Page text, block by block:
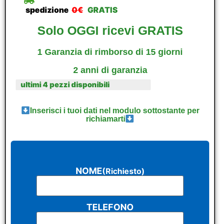
spedizione 0€ GRATIS
Solo OGGI ricevi GRATIS
1 Garanzia di rimborso di 15 giorni
2 anni di garanzia
ultimi 4 pezzi disponibili
Inserisci i tuoi dati nel modulo sottostante per
richiamarti
NOME(Richiesto)
TELEFONO